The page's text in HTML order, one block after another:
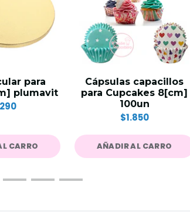
para
plumavit
CARRO
Cápsulas capacillos
para Cupcakes 8[cm]
100un
$1.850
AÑADIR AL CARRO